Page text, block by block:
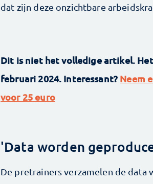
dat zijn deze onzichtbare
Dit is niet het volledige artikel.
februari 2024. Interessant? Neem
voor 25 euro
'Data worden
De pretrainers verzamelen de